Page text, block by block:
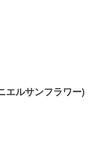
エルサンフラワー)